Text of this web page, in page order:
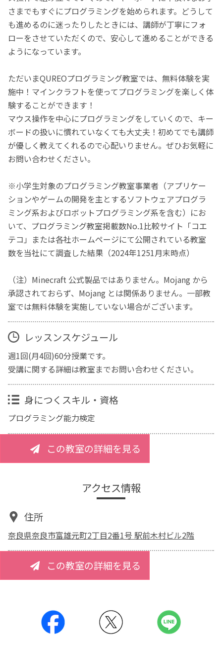
さまでもすぐにプログラミングを始められます。どうして
も進めるのに迷ったりしたときには、講師が丁寧にフォ
ローをさせていただくので、安心して進めることができる
ようになっています。
ただいまQUREOプログラミング教室では、無料体験を実
施中！マインクラフトを使ってプログラミングを楽しく体
験することができます！
マウス操作を中心にプログラミングをしていくので、キー
ボードの扱いに慣れていなくても大丈夫！初めてでも講師
が優しく教えてくれるので心配いりません。ぜひお気軽に
お問い合わせください。
※小学生対象のプログラミング教室事業者（アプリケー
ションやゲームの開発を主とするソフトウェアプログラ
ミング系およびロボットプログラミング系を含む）にお
いて、プログラミング教室掲載数No.1比較サイト「コエ
テコ」または各社ホームページにて公開されている教室
数を当社にて調査した結果（2024年1251月末時点）
（注）Minecraft 公式製品ではありません。Mojang から
承認されておらず、Mojang とは関係ありません。一部教
室では無料体験を実施していない場合がございます。
レッスンスケジュール
週1回(月4回)60分授業です。
受講に関する詳細は教室までお問い合わせください。
身につくスキル・資格
プログラミング能力検定
この教室の詳細を見る
アクセス情報
住所
奈良県奈良市富雄元町2丁目2番1号 駅前木村ビル2階
この教室の詳細を見る